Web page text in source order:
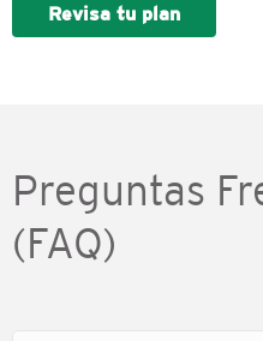
Revisa tu plan
Preguntas
(FAQ)